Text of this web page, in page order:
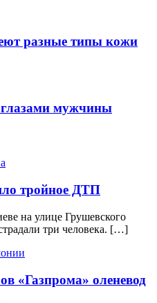
разные типы кожи
глазами мужчины
тройное ДТП
на улице Грушевского
три человека. […]
«Газпрома» оленевод